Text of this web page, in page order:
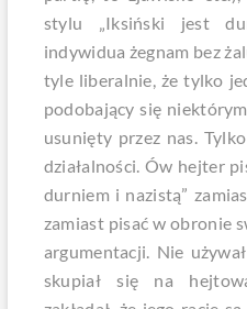
stylu „Iksiński jest
indywidua żegnam bez
tyle liberalnie, że tylko
podobający się
usunięty przez nas.
działalności. Ów hejter
durniem i nazistą”
zamiast pisać w obronie
argumentacji. Nie
skupiał się na